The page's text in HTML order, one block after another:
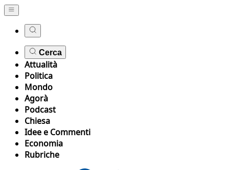
Cerca
Attualità
Politica
Mondo
Agorà
Podcast
Chiesa
Idee e Commenti
Economia
Rubriche